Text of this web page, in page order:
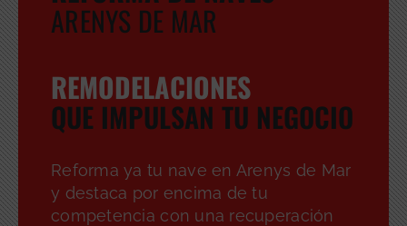
ARENYS DE MAR
REMODELACIONES
QUE IMPULSAN TU NEGOCIO
Reforma ya tu nave en Arenys de Mar
y destaca por encima de tu
competencia con una recuperación